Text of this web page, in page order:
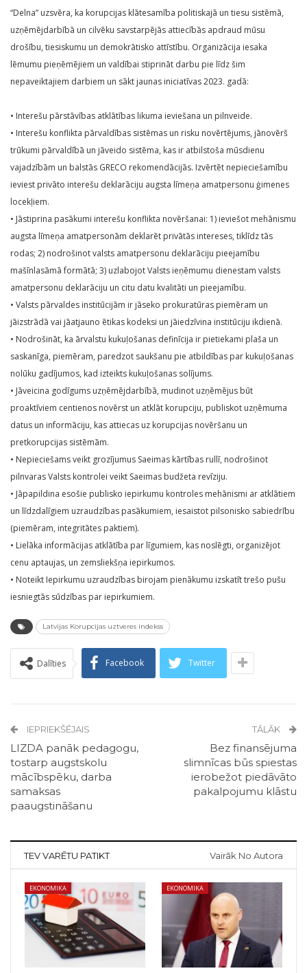
“Delna” uzsvēra, ka korupcijas klātesamība politiskajā un tiesu sistēmā,
uzņēmējdarbībā un cilvēku savstarpējās attiecībās apdraud mūsu
drošību, tiesiskumu un demokrātisko attīstību. Organizācija iesaka
lēmumu pieņēmējiem un valdībai stiprināt darbu pie līdz šim
nepaveiktajiem darbiem un sākt jaunas iniciatīvas 2023. gadā:
• Interešu pārstāvības atklātības likuma ieviešana un pilnveide.
• Interešu konflikta pārvaldības sistēmas un risku novērtējums, jānovērš
trūkumi pārvaldībā un jāveido sistēma, kas ir atbilstoša mūsdienu
vajadzībām un balstās GRECO rekomendācijās. Izvērtēt nepieciešamību
ieviest privāto interešu deklarāciju augsta līmeņa amatpersonu ģimenes
locekļiem.
• Jāstiprina pasākumi interešu konflikta novēršanai: 1) ieviešot mehānismu
augsta līmeņa amatpersonām deklarēt privātās intereses, tiklīdz tās
rodas; 2) nodrošinot valsts amatpersonu deklarāciju pieejamību
mašīnlasāmā formātā; 3) uzlabojot Valsts ieņēmumu dienestam valsts
amatpersonu deklarāciju un citu datu kvalitāti un pieejamību.
• Valsts pārvaldes institūcijām ir jāseko prokuratūras piemēram un
jāizstrādā vai jāatjauno ētikas kodeksi un jāiedzīvina institūciju ikdienā.
• Nodrošināt, ka ārvalstu kukuļošanas definīcija ir pietiekami plaša un
saskanīga, piemēram, paredzot saukšanu pie atbildības par kukuļošanas
nolūku gadījumos, kad izteikts kukuļošanas solījums.
• Jāveicina godīgums uzņēmējdarbībā, mudinot uzņēmējus būt
proaktīviem centienos novērst un atklāt korupciju, publiskot uzņēmuma
datus un informāciju, kas attiecas uz korupcijas novēršanu un
pretkorupcijas sistēmām.
• Nepieciešams veikt grozījumus Saeimas kārtības rullī, nodrošinot
pilnvaras Valsts kontrolei veikt Saeimas budžeta revīziju.
• Jāpapildina esošie publisko iepirkumu kontroles mehānismi ar atklātiem
un līdzdalīgiem uzraudzības pasākumiem, iesaistot pilsonisko sabiedrību
(piemēram, integritātes paktiem).
• Lielāka informācijas atklātība par līgumiem, kas noslēgti, organizējot
cenu aptaujas, un zemsliekšņa iepirkumos.
• Noteikt Iepirkumu uzraudzības birojam pienākumu izskatīt trešo pušu
iesniegtās sūdzības par iepirkumiem.
Latvijas Korupcijas uztveres indekss
Dalīties Facebook Twitter
IEPRIEKŠĒJAIS
LIZDA panāk pedagogu,
tostarp augstskolu
mācībspēku, darba
samaksas
paaugstināšanu
TĀLĀK
Bez finansējuma
slimnīcas būs spiestas
ierobežot piedāvāto
pakalpojumu klāstu
TEV VARĒTU PATIKT Vairāk No Autora
EKONOMIKA EKONOMIKA